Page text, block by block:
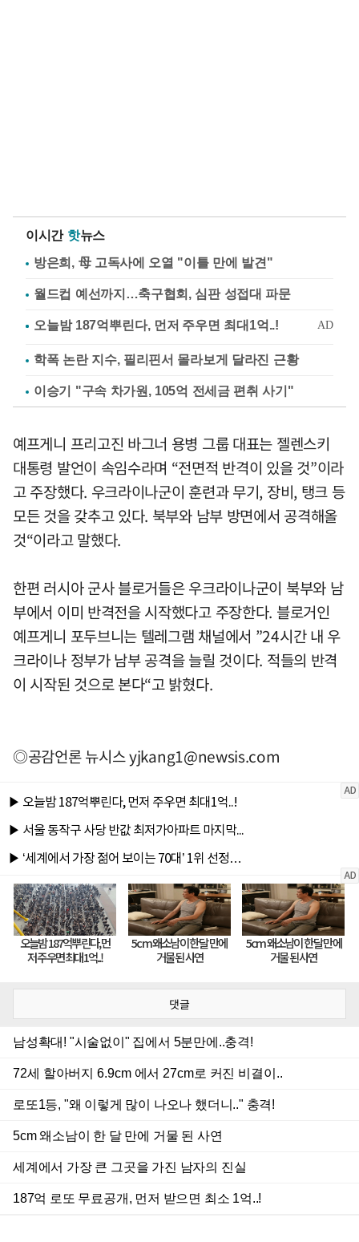
이시간 핫뉴스
방은희, 母 고독사에 오열 "이틀 만에 발견"
월드컵 예선까지…축구협회, 심판 성접대 파문
학폭 논란 지수, 필리핀서 몰라보게 달라진 근황
이승기 "구속 차가원, 105억 전세금 편취 사기"
예프게니 프리고진 바그너 용병 그룹 대표는 젤렌스키
대통령 발언이 속임수라며 “전면적 반격이 있을 것”이라
고 주장했다. 우크라이나군이 훈련과 무기, 장비, 탱크 등
모든 것을 갖추고 있다. 북부와 남부 방면에서 공격해올
것“이라고 말했다.
한편 러시아 군사 블로거들은 우크라이나군이 북부와 남
부에서 이미 반격전을 시작했다고 주장한다. 블로거인
예프게니 포두브니는 텔레그램 채널에서 ”24시간 내 우
크라이나 정부가 남부 공격을 늘릴 것이다. 적들의 반격
이 시작된 것으로 본다“고 밝혔다.
◎공감언론 뉴시스yjkang1@newsis.com
댓글